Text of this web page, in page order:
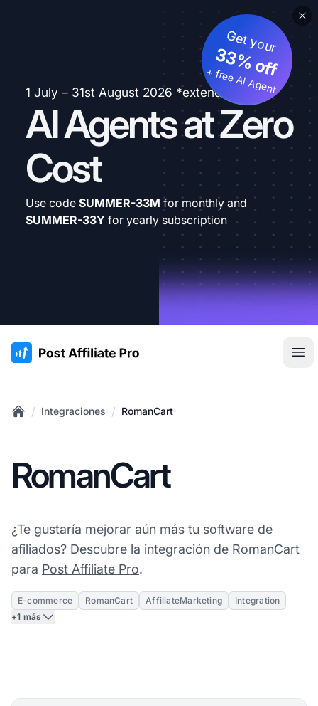
1 July – 31st August 2026 *extended
AI Agents at Zero
Cost
Get your
33% off
+ free AI Agent
Use code SUMMER-33M for monthly and
SUMMER-33Y for yearly subscription
:site.title
/ Integraciones / RomanCart
RomanCart
¿Te gustaría mejorar aún más tu software de
afiliados? Descubre la integración de RomanCart
para Post Affiliate Pro.
E-commerce RomanCart AffiliateMarketing
Integration
+1 más